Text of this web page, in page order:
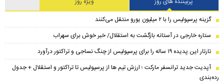
گزینه پرسپولیس را با ۲ میلیون یورو منتقل می‌کنند
ستاره خارجی در آستانه بازگشت به استقلال/ خبر خوش برای سهراب
تارتار این پدیده ۱۹ ساله را برای پرسپولیس از چنگ نساجی و تراکتور درآورد
​آپدیت جدید ترانسفر مارکت ؛ ارزش تیم ها از پرسپولیس تا تراکتور و استقلال + جدول
رده‌بندی